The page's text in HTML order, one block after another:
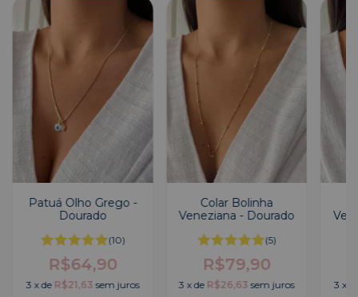
Patuá Olho Grego -
Dourado
(10)
R$64,90
3 xde R$21,63 sem juros
Colar Bolinha
Veneziana - Dourado
(5)
R$79,90
3 xde R$26,63 sem juros
3 x